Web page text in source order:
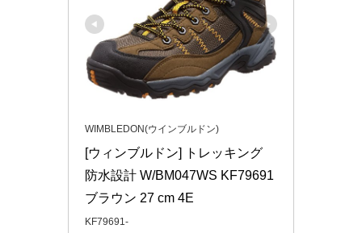
WIMBLEDON(ウインブルドン)
[ウィンブルドン] トレッキング
防水設計 W/BM047WS KF79691
ブラウン 27 cm 4E
KF79691-